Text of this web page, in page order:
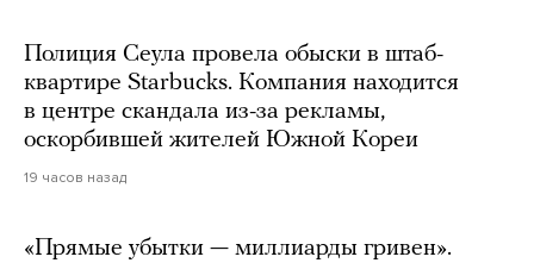
Полиция Сеула провела обыски в штаб-
квартире Starbucks. Компания находится
в центре скандала из-за рекламы,
оскорбившей жителей Южной Кореи
19 часов назад
«Прямые убытки — миллиарды гривен».